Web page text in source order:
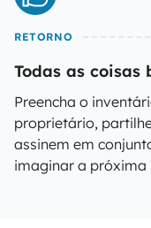
RETORNO
Todas as coisas
Preencha o
proprietário,
assinem em
imaginar a próxima